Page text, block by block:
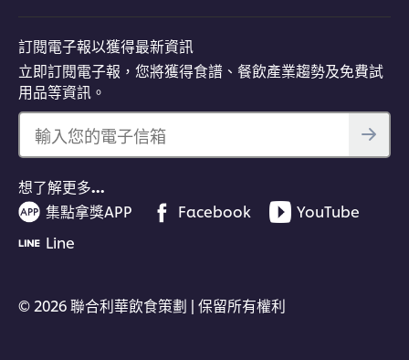
訂閱電子報以獲得最新資訊
立即訂閱電子報，您將獲得食譜、餐飲產業趨勢及免費試
用品等資訊。
輸入您的電子信箱
想了解更多…
集點拿獎APP
Facebook
YouTube
Line
© 2026 聯合利華飲食策劃 | 保留所有權利